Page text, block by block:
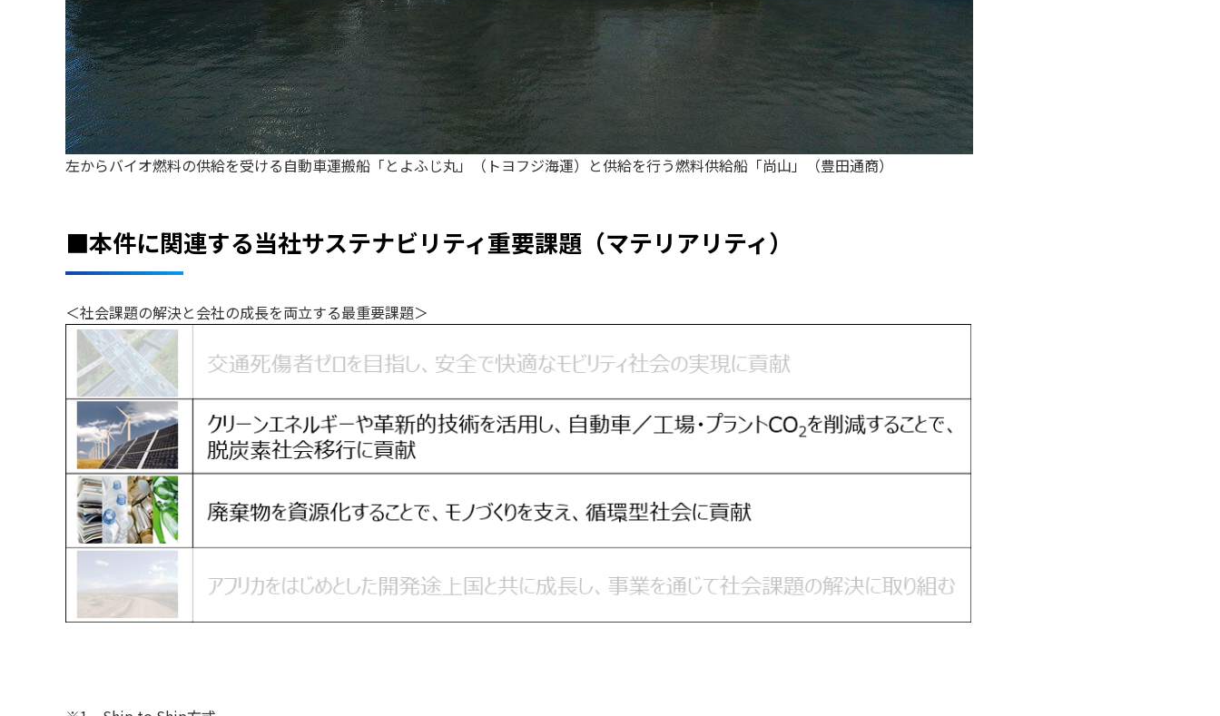
左からバイオ燃料の供給を受ける自動車運搬船「とよふじ丸」（トヨフジ海運）と供給を行う燃料供給船「尚山」（豊田通商）
■本件に関連する当社サステナビリティ重要課題（マテリアリティ）
＜社会課題の解決と会社の成長を両立する最重要課題＞